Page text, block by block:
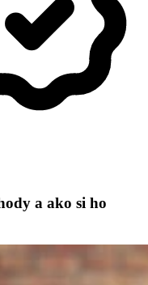
a ako si ho